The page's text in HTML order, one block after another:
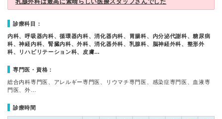
乳腺外科は最高に素晴らしい医療スタッフさんでした
診療科目：
内科、呼吸器内科、循環器内科、消化器内科、胃腸科、内分泌代謝科、糖尿病
科、神経内科、腎臓内科、外科、消化器外科、乳腺科、脳神経外科、整形外
科、リハビリテーション科、皮膚…
専門医・資格：
総合内科専門医、アレルギー専門医、リウマチ専門医、感染症専門医、血液専
門医、外…
診療時間